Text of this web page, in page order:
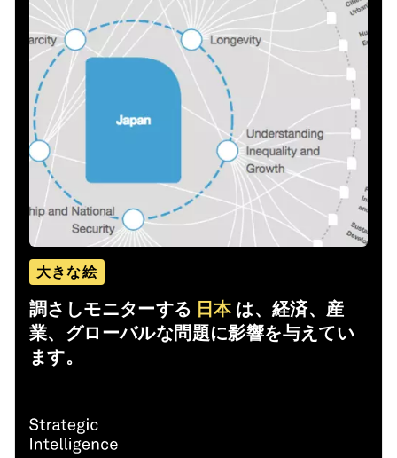
大きな絵
調さしモニターする 日本 は、経済、産
業、グローバルな問題に影響を与えてい
ます。